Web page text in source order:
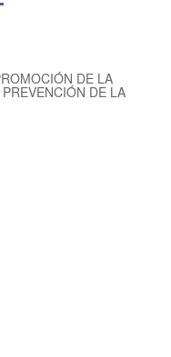
DE LA
DE LA